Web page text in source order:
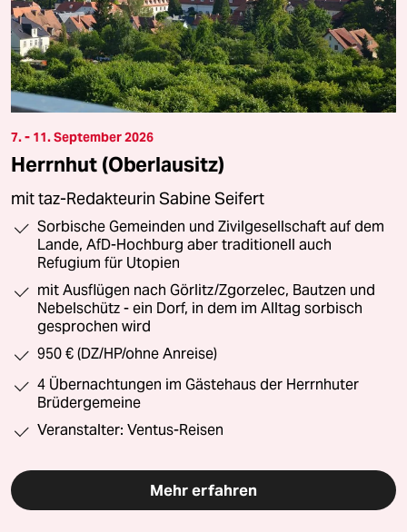
7. - 11. September 2026
Herrnhut (Oberlausitz)
mit taz-Redakteurin Sabine Seifert
Sorbische Gemeinden und Zivilgesellschaft auf dem
Lande, AfD-Hochburg aber traditionell auch
Refugium für Utopien
mit Ausflügen nach Görlitz/Zgorzelec, Bautzen und
Nebelschütz - ein Dorf, in dem im Alltag sorbisch
gesprochen wird
950 € (DZ/HP/ohne Anreise)
4 Übernachtungen im Gästehaus der Herrnhuter
Brüdergemeine
Veranstalter: Ventus-Reisen
Mehr erfahren